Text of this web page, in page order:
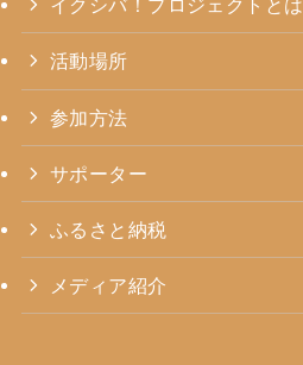
イクシバ！プロジェクトとは
活動場所
参加方法
サポーター
ふるさと納税
メディア紹介